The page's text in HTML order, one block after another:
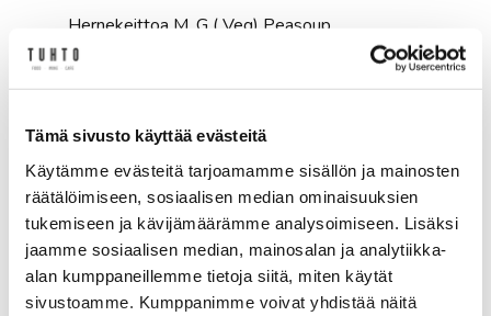
Tämä sivusto käyttää evästeitä
Käytämme evästeitä tarjoamamme sisällön ja mainosten
räätälöimiseen, sosiaalisen median ominaisuuksien
tukemiseen ja kävijämäärämme analysoimiseen. Lisäksi
jaamme sosiaalisen median, mainosalan ja analytiikka-
alan kumppaneillemme tietoja siitä, miten käytät
sivustoamme. Kumppanimme voivat yhdistää näitä
Hernekeittoa M, G ( Veg) Peasoup
Pannukakkuja L
Perjantai
Chili con carne L,G
Chili sin carne Veg, G
Rakuuna-porkkana -sosekeitto Veg, G Carrot